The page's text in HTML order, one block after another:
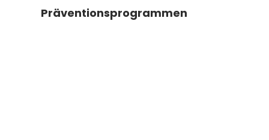
Präventionsprogrammen